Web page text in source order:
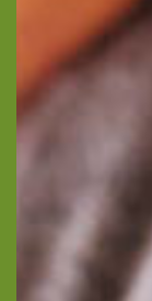
Prénom du
concerné
Age du
Calculer un